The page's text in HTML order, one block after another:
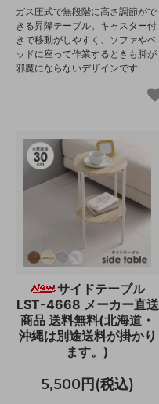
ガス圧式で無段階に高さ調節がで
きる昇降テーブル。キャスター付
きで移動がしやすく、ソファやベ
ッドに座って作業するときも脚が
邪魔にならないデザインです
サイドテーブル
LST-4668 メーカー直送
商品 送料無料(北海道・
沖縄は別途送料が掛かり
ます。)
5,500円(税込)